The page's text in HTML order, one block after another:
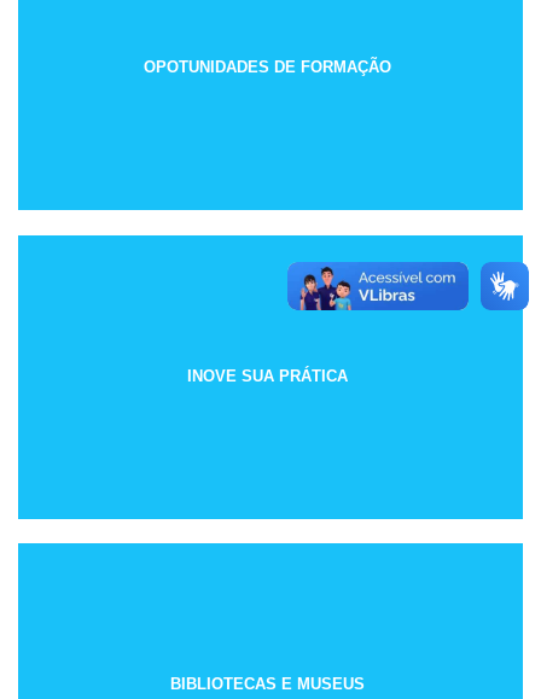
OPOTUNIDADES DE FORMAÇÃO
INOVE SUA PRÁTICA
BIBLIOTECAS E MUSEUS